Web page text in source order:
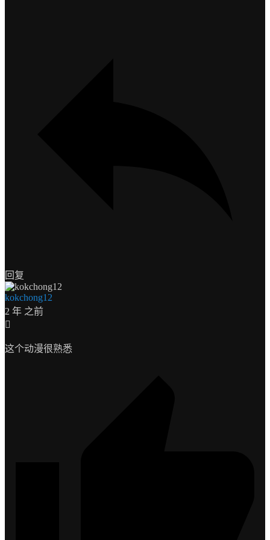
回复
kokchong12
2 年 之前
这个动漫很熟悉